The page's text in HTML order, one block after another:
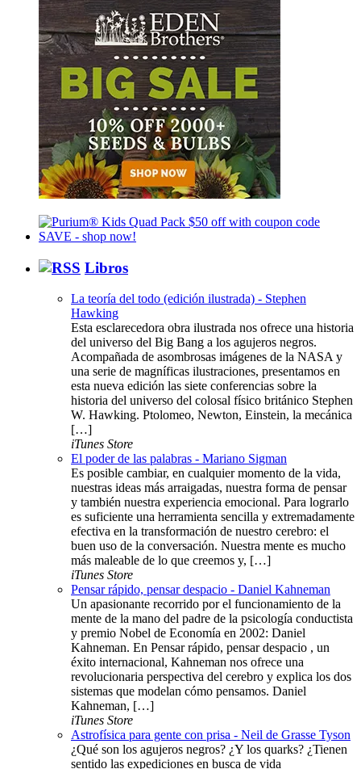
Libros
La teoría del todo (edición ilustrada) - Stephen
Hawking
Esta esclarecedora obra ilustrada nos ofrece una historia
del universo del Big Bang a los agujeros negros.
Acompañada de asombrosas imágenes de la NASA y
una serie de magníficas ilustraciones, presentamos en
esta nueva edición las siete conferencias sobre la
historia del universo del colosal físico británico Stephen
W. Hawking. Ptolomeo, Newton, Einstein, la mecánica
[…]
iTunes Store
El poder de las palabras - Mariano Sigman
Es posible cambiar, en cualquier momento de la vida,
nuestras ideas más arraigadas, nuestra forma de pensar
y también nuestra experiencia emocional. Para lograrlo
es suficiente una herramienta sencilla y extremadamente
efectiva en la transformación de nuestro cerebro: el
buen uso de la conversación. Nuestra mente es mucho
más maleable de lo que creemos y, […]
iTunes Store
Pensar rápido, pensar despacio - Daniel Kahneman
Un apasionante recorrido por el funcionamiento de la
mente de la mano del padre de la psicología conductista
y premio Nobel de Economía en 2002: Daniel
Kahneman. En Pensar rápido, pensar despacio , un
éxito internacional, Kahneman nos ofrece una
revolucionaria perspectiva del cerebro y explica los dos
sistemas que modelan cómo pensamos. Daniel
Kahneman, […]
iTunes Store
Astrofísica para gente con prisa - Neil de Grasse Tyson
¿Qué son los agujeros negros? ¿Y los quarks? ¿Tienen
sentido las expediciones en busca de vida